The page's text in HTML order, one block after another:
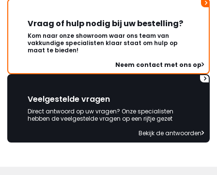
Vraag of hulp nodig bij uw bestelling?
Kom naar onze showroom waar ons team van
vakkundige specialisten klaar staat om hulp op
maat te bieden!
Neem contact met ons op
Veelgestelde vragen
Direct antwoord op uw vragen? Onze specialisten
hebben de veelgestelde vragen op een rijtje gezet
Bekijk de antwoorden